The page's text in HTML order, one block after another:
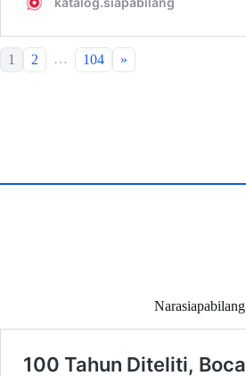
1 2 … 104 »
Narasiapabilang